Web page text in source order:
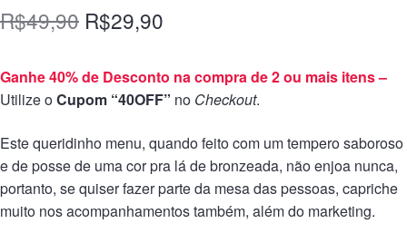
R$49,90 R$29,90
Ganhe 40% de Desconto na compra de 2 ou mais itens –
Utilize oCupom “40OFF” no Checkout.
Este queridinho menu, quando feito com um tempero saboroso
e de posse de uma cor pra lá de bronzeada, não enjoa nunca,
portanto, se quiser fazer parte da mesa das pessoas, capriche
muito nos acompanhamentos também, além do marketing.